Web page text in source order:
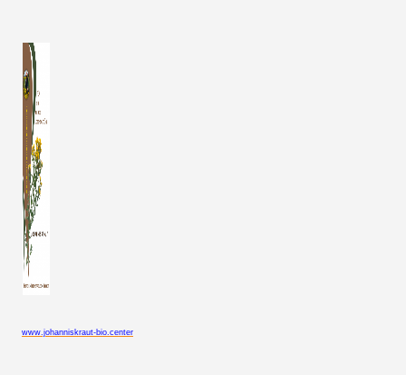
www.johanniskraut-bio.center